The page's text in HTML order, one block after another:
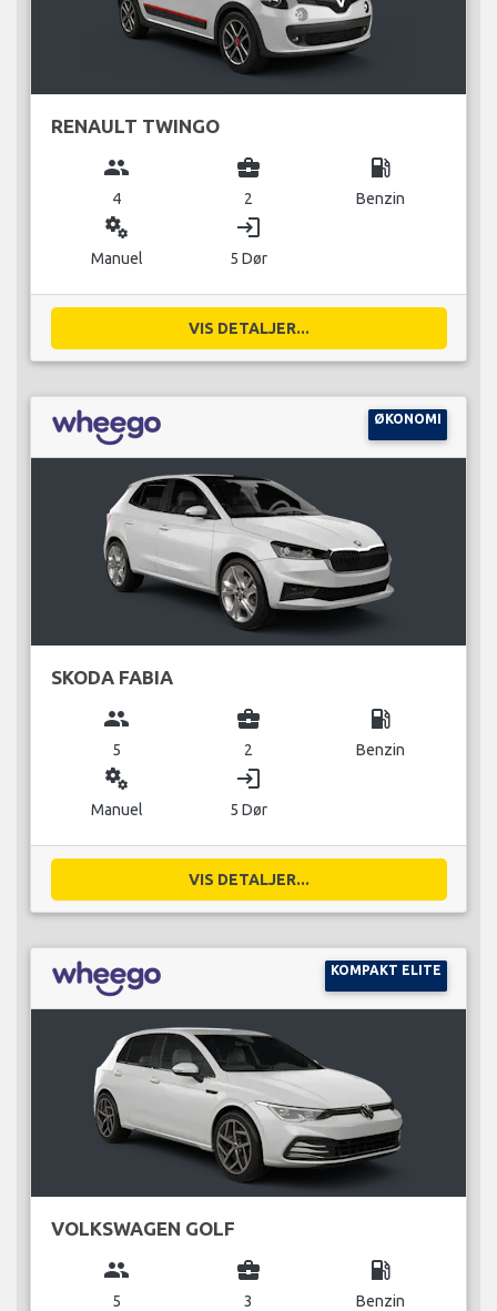
RENAULT TWINGO
group
4
business_center
2
local_gas_station
Benzin
miscellaneous_services
Manuel
login
5 Dør
VIS DETALJER...
ØKONOMI
SKODA FABIA
group
5
business_center
2
local_gas_station
Benzin
miscellaneous_services
Manuel
login
5 Dør
VIS DETALJER...
KOMPAKT ELITE
VOLKSWAGEN GOLF
group
5
business_center
3
local_gas_station
Benzin